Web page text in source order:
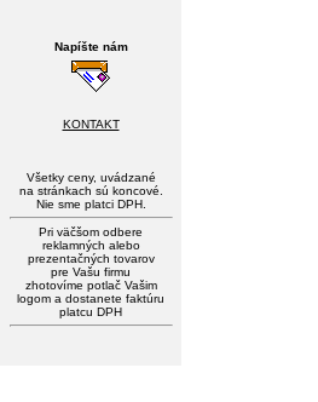
Napíšte nám
KONTAKT
Všetky ceny, uvádzané
na stránkach sú koncové.
Nie sme platci DPH.
Pri väčšom odbere
reklamných alebo
prezentačných tovarov
pre Vašu firmu
zhotovíme potlač Vašim
logom a dostanete faktúru
platcu DPH